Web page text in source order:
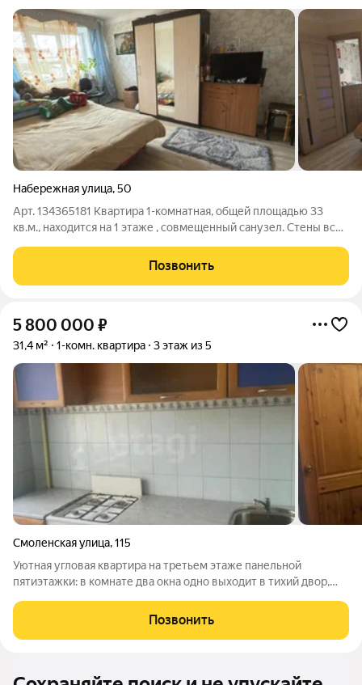
Набережная улица,50
Арт. 134365181 Квартира 1-комнатная, общей площадью 33
кв.м., находится на 1 этаже , совмещенный санузел. Стены все
пластиковые. Инфраструктура: Рядом с домом детский сад 61
(5 минут пешком) , школа
Позвонить
5 800 000 ₽
31,4 м² 1-комн. квартира 3 этаж из 5
Смоленская улица,115
Уютная угловая квартира на третьем этаже панельной
пятиэтажки: в комнате два окна одно выходит в тихий двор,
массива дерева, установлены пластиковые окна, недавно
заменены трубы и ванна.
Позвонить